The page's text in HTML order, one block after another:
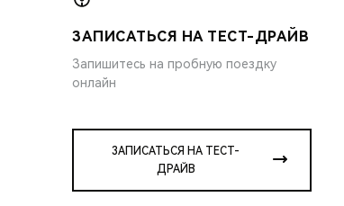
ЗАПИСАТЬСЯ НА ТЕСТ-ДРАЙВ
Запишитесь на пробную поездку
онлайн
ЗАПИСАТЬСЯ НА ТЕСТ-
ДРАЙВ